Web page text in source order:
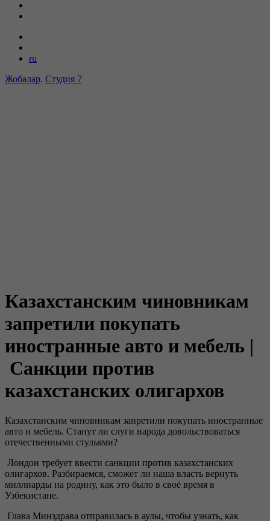
ru
Жобалар. Студия 7
Казахстанским чиновникам
запретили покупать
иностранные авто и мебель |
Санкции против
казахстанских олигархов
Казахстанским чиновникам запретили покупать иностранные
авто и мебель. Станут ли слуги народа довольствоваться
отечественными стульями?
Лондон требует ввести санкции против казахстанских
олигархов. Разбираемся, сможет ли наша власть вернуть
миллиарды на родину, как это было в своё время в
Узбекистане.
Глава Минздрава отправилась в аулы, чтобы узнать, как